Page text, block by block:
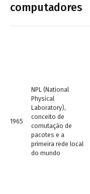
computadores
1965
NPL (National
Physical
Laboratory),
conceito de
comutação de
pacotes e a
primeira rede local
do mundo